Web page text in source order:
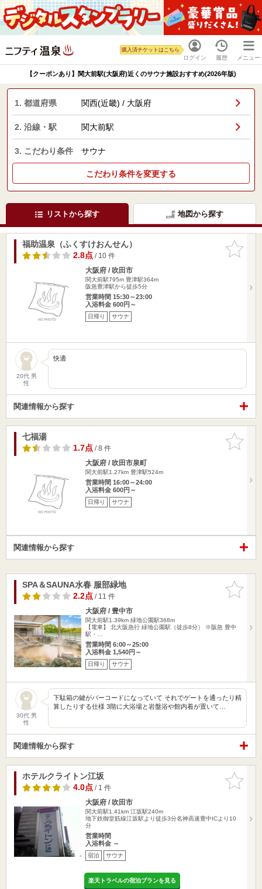
ログイン
購入済チケットはこちら
履歴 メニュー
【クーポンあり】関大前駅(大阪府)近くのサウナ施設おすすめ(2026年版)
1. 都道府県 関西(近畿) / 大阪府
2. 沿線・駅 関大前駅
3. こだわり条件 サウナ
こだわり条件を変更する
リストから探す 地図から探す
お気に入
りに追加
福助温泉（ふくすけおんせん）
2.8点/ 10 件
大阪府 / 吹田市
関大前駅795m 豊津駅364m
阪急豊津駅から徒歩5分
営業時間 15:30～23:00
入浴料金 600円～
日帰り サウナ
20代 男
性
快適
関連情報から探す
お気に入
りに追加
七福湯
1.7点/ 8 件
大阪府 / 吹田市泉町
関大前駅1.27km 豊津駅524m
営業時間 16:00～24:00
入浴料金 600円～
日帰り サウナ
関連情報から探す
お気に入
りに追加
SPA＆SAUNA水春 服部緑地
2.2点/ 11 件
大阪府 / 豊中市
関大前駅1.39km 緑地公園駅368m
【電車】 北大阪急行 緑地公園駅（徒歩8分） ※阪急 豊中
駅・…
営業時間 6:00～25:00
入浴料金 1,540円～
日帰り サウナ
30代 男
性
下駄箱の鍵がバーコードになっていて それでゲートを通ったり精
算したりする仕様 3階に大浴場と岩盤浴や館内着が置いて…
関連情報から探す
お気に入
りに追加
ホテルクライトン江坂
4.0点/ 1 件
大阪府 / 吹田市
関大前駅1.41km 江坂駅240m
地下鉄御堂筋線江坂駅より徒歩3分名神高速豊中ICより10
分
営業時間
入浴料金 ～
宿泊 サウナ
楽天トラベルの宿泊プランを見る